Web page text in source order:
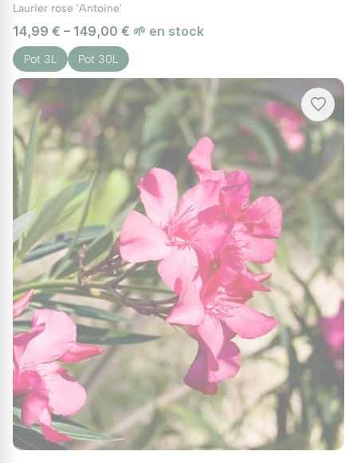
Laurier rose 'Antoine'
14,99 € – 149,00 € 🌱 en stock
Pot 3L Pot 30L